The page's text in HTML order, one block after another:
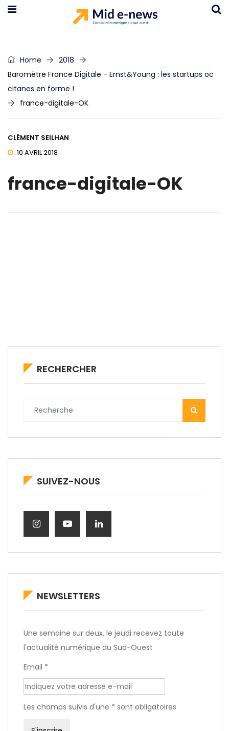
Home
2018
Baromètre France Digitale - Ernst&Young : les startups oc
citanes en forme !
france-digitale-OK
CLÉMENT SEILHAN
10 AVRIL 2018
france-digitale-OK
RECHERCHER
SUIVEZ-NOUS
NEWSLETTERS
Une semaine sur deux, le jeudi recevez toute
l'actualité numérique du Sud-Ouest
Email *
Les champs suivis d'une * sont obligatoires